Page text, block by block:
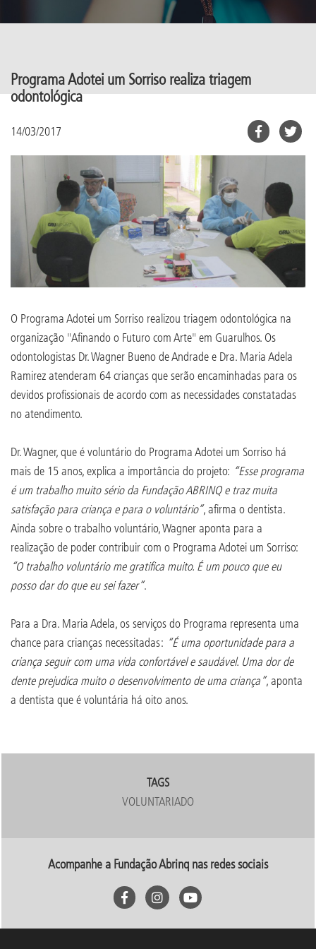
Programa Adotei um Sorriso realiza triagem
odontológica
14/03/2017
O Programa Adotei um Sorriso realizou triagem odontológica na
organização "Afinando o Futuro com Arte" em Guarulhos. Os
odontologistas Dr. Wagner Bueno de Andrade e Dra. Maria Adela
Ramirez atenderam 64 crianças que serão encaminhadas para os
devidos profissionais de acordo com as necessidades constatadas
no atendimento.
Dr. Wagner, que é voluntário do Programa Adotei um Sorriso há
mais de 15 anos, explica a importância do projeto: “Esse programa
é um trabalho muito sério da Fundação ABRINQ e traz muita
satisfação para criança e para o voluntário”, afirma o dentista.
Ainda sobre o trabalho voluntário, Wagner aponta para a
realização de poder contribuir com o Programa Adotei um Sorriso:
“O trabalho voluntário me gratifica muito. É um pouco que eu
posso dar do que eu sei fazer”.
Para a Dra. Maria Adela, os serviços do Programa representa uma
chance para crianças necessitadas: “É uma oportunidade para a
criança seguir com uma vida confortável e saudável. Uma dor de
dente prejudica muito o desenvolvimento de uma criança”, aponta
a dentista que é voluntária há oito anos.
TAGS
VOLUNTARIADO
Acompanhe a Fundação Abrinq nas redes sociais